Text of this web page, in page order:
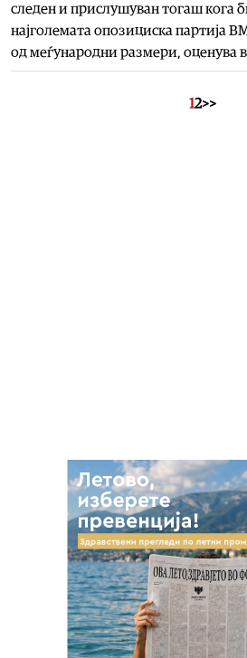
следен и прислушуван тогаш кога
најголемата опозициска партија
од меѓународни размери, оценува
12>>